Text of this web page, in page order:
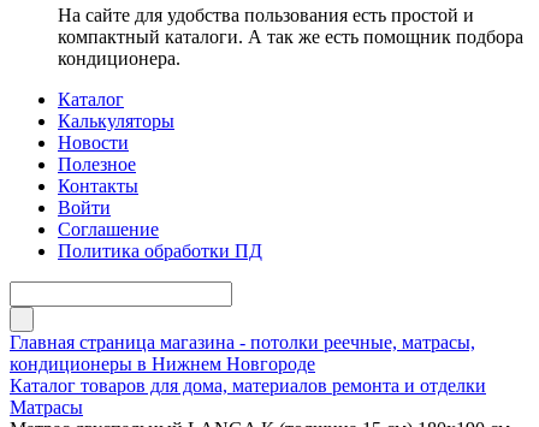
На сайте для удобства пользования есть простой и
компактный каталоги. А так же есть помощник подбора
кондиционера.
Каталог
Калькуляторы
Новости
Полезное
Контакты
Войти
Соглашение
Политика обработки ПД
Главная страница магазина - потолки реечные, матрасы,
кондиционеры в Нижнем Новгороде
Каталог товаров для дома, материалов ремонта и отделки
Матрасы